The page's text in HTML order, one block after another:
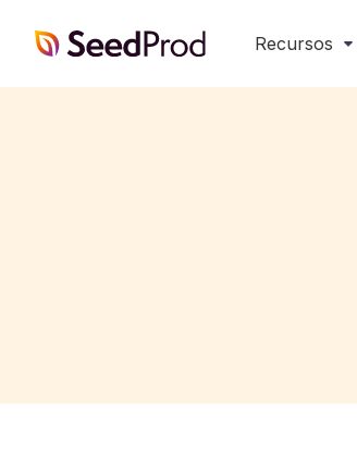
SeedProd Recursos